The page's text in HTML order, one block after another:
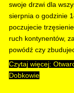
swoje drzwi dla
sierpnia o godzinie
poczujecie
ruch kontynentów,
powódź czy
Czytaj więcej:
Dobkowie